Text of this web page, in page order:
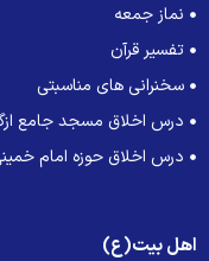
نماز جمعه
تفسیر قرآن
سخنرانی های مناسبتی
درس اخلاق مسجد جامع ازگل
درس اخلاق حوزه امام خمینی
بیت(ع)